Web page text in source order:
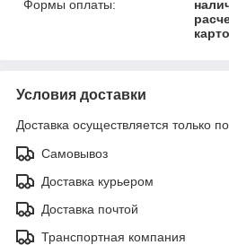
Формы оплаты:
Условия доставки
Доставка осуществляется только
Самовывоз
Доставка курьером
Доставка почтой
Транспортная компания